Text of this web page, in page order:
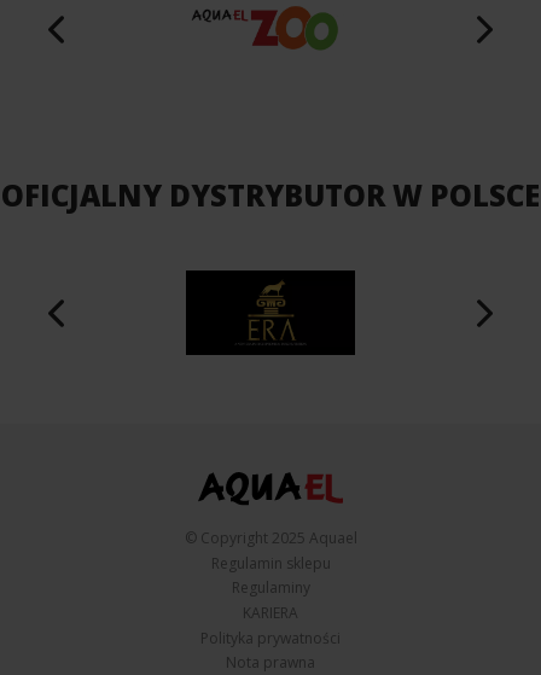
OFICJALNY DYSTRYBUTOR W POLSCE
© Copyright 2025 Aquael
Regulamin sklepu
Regulaminy
KARIERA
Polityka prywatności
Nota prawna